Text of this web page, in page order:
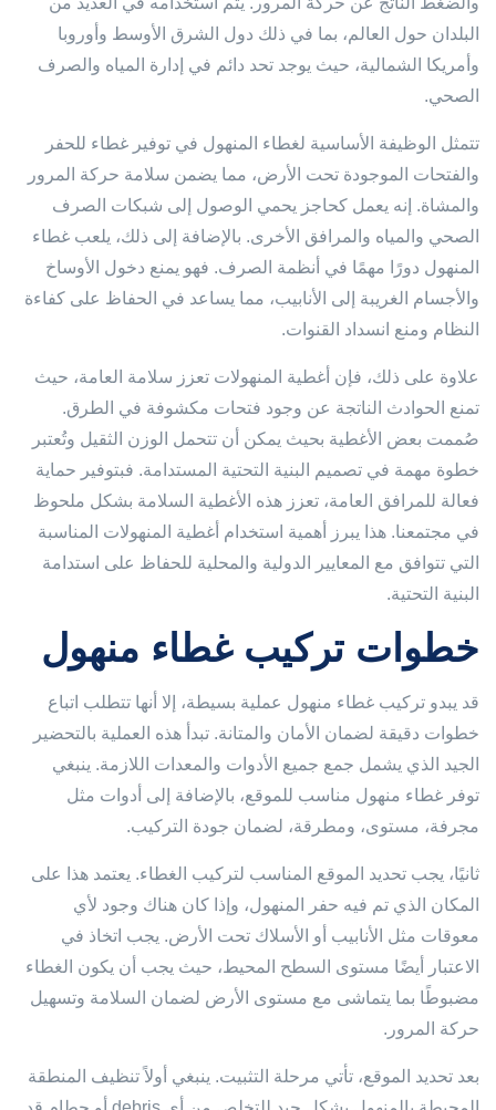
البلدان حول العالم، بما في ذلك دول الشرق الأوسط وأوروبا
وأمريكا الشمالية، حيث يوجد تحد دائم في إدارة المياه والصرف
الصحي.
تتمثل الوظيفة الأساسية لغطاء المنهول في توفير غطاء للحفر
والفتحات الموجودة تحت الأرض، مما يضمن سلامة حركة المرور
والمشاة. إنه يعمل كحاجز يحمي الوصول إلى شبكات الصرف
الصحي والمياه والمرافق الأخرى. بالإضافة إلى ذلك، يلعب غطاء
المنهول دورًا مهمًا في أنظمة الصرف. فهو يمنع دخول الأوساخ
والأجسام الغريبة إلى الأنابيب، مما يساعد في الحفاظ على كفاءة
النظام ومنع انسداد القنوات.
علاوة على ذلك، فإن أغطية المنهولات تعزز سلامة العامة، حيث
تمنع الحوادث الناتجة عن وجود فتحات مكشوفة في الطرق.
صُممت بعض الأغطية بحيث يمكن أن تتحمل الوزن الثقيل وتُعتبر
خطوة مهمة في تصميم البنية التحتية المستدامة. فبتوفير حماية
فعالة للمرافق العامة، تعزز هذه الأغطية السلامة بشكل ملحوظ
في مجتمعنا. هذا يبرز أهمية استخدام أغطية المنهولات المناسبة
التي تتوافق مع المعايير الدولية والمحلية للحفاظ على استدامة
البنية التحتية.
خطوات تركيب غطاء منهول
قد يبدو تركيب غطاء منهول عملية بسيطة، إلا أنها تتطلب اتباع
خطوات دقيقة لضمان الأمان والمتانة. تبدأ هذه العملية بالتحضير
الجيد الذي يشمل جمع جميع الأدوات والمعدات اللازمة. ينبغي
توفر غطاء منهول مناسب للموقع، بالإضافة إلى أدوات مثل
مجرفة، مستوى، ومطرقة، لضمان جودة التركيب.
ثانيًا، يجب تحديد الموقع المناسب لتركيب الغطاء. يعتمد هذا على
المكان الذي تم فيه حفر المنهول، وإذا كان هناك وجود لأي
معوقات مثل الأنابيب أو الأسلاك تحت الأرض. يجب اتخاذ في
الاعتبار أيضًا مستوى السطح المحيط، حيث يجب أن يكون الغطاء
مضبوطًا بما يتماشى مع مستوى الأرض لضمان السلامة وتسهيل
حركة المرور.
بعد تحديد الموقع، تأتي مرحلة التثبيت. ينبغي أولاً تنظيف المنطقة